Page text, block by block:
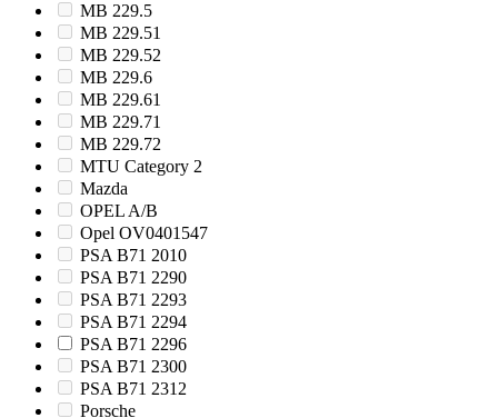
MB 229.5
MB 229.51
MB 229.52
MB 229.6
MB 229.61
MB 229.71
MB 229.72
MTU Category 2
Mazda
OPEL A/B
Opel OV0401547
PSA B71 2010
PSA B71 2290
PSA B71 2293
PSA B71 2294
PSA B71 2296
PSA B71 2300
PSA B71 2312
Porsche